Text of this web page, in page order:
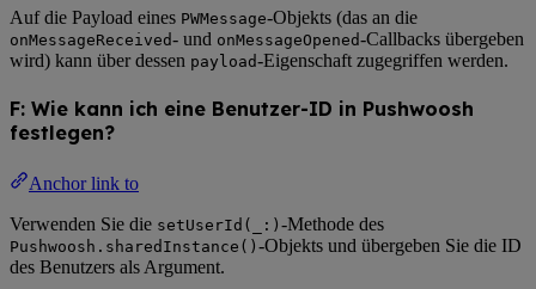
Auf die Payload eines PWMessage-Objekts (das an die
onMessageReceived- und onMessageOpened-Callbacks übergeben
wird) kann über dessen payload-Eigenschaft zugegriffen werden.
F: Wie kann ich eine Benutzer-ID in Pushwoosh
festlegen?
Anchor link to
Verwenden Sie die setUserId(_:) -Methode des
Pushwoosh.sharedInstance() -Objekts und übergeben Sie die ID
des Benutzers als Argument.